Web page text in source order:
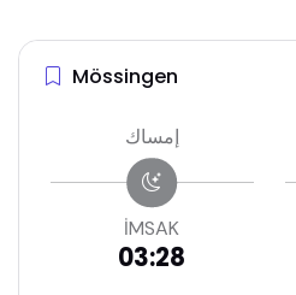
Mössingen
إمساك
İMSAK
03:28